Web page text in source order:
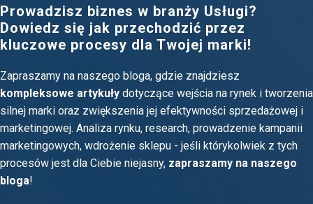
Prowadzisz biznes w branży Usługi?
Dowiedz się jak przechodzić przez
kluczowe procesy dla Twojej marki!
Zapraszamy na naszego bloga, gdzie znajdziesz
kompleksowe artykuły dotyczące wejścia na rynek i tworzenia
silnej marki oraz zwiększenia jej efektywności sprzedażowej i
marketingowej. Analiza rynku, research, prowadzenie kampanii
marketingowych, wdrożenie sklepu - jeśli którykolwiek z tych
procesów jest dla Ciebie niejasny, zapraszamy na naszego
bloga!